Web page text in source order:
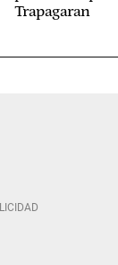
Trapagaran